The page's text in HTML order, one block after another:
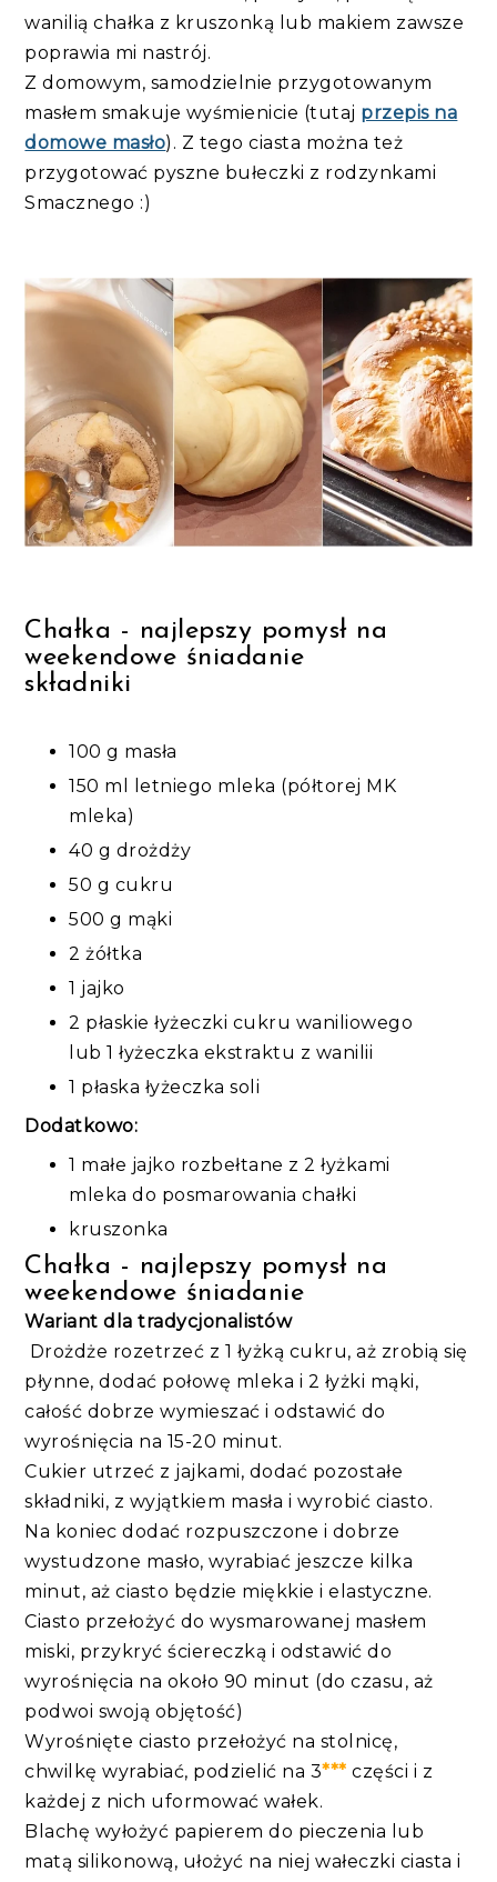
wanilią chałka z kruszonką lub makiem zawsze
poprawia mi nastrój.
Z domowym, samodzielnie przygotowanym
masłem smakuje wyśmienicie (tutaj przepis na
domowe masło). Z tego ciasta można też
przygotować pyszne bułeczki z rodzynkami
Smacznego :)
Chałka - najlepszy pomysł na
weekendowe śniadanie
składniki
100 g masła
150 ml letniego mleka (półtorej MK
mleka)
40 g drożdży
50 g cukru
500 g mąki
2 żółtka
1 jajko
2 płaskie łyżeczki cukru waniliowego
lub 1 łyżeczka ekstraktu z wanilii
1 płaska łyżeczka soli
Dodatkowo:
1 małe jajko rozbełtane z 2 łyżkami
mleka do posmarowania chałki
kruszonka
Chałka - najlepszy pomysł na
weekendowe śniadanie
Wariant dla tradycjonalistów
Drożdże rozetrzeć z 1 łyżką cukru, aż zrobią się
płynne, dodać połowę mleka i 2 łyżki mąki,
całość dobrze wymieszać i odstawić do
wyrośnięcia na 15-20 minut.
Cukier utrzeć z jajkami, dodać pozostałe
składniki, z wyjątkiem masła i wyrobić ciasto.
Na koniec dodać rozpuszczone i dobrze
wystudzone masło, wyrabiać jeszcze kilka
minut, aż ciasto będzie miękkie i elastyczne.
Ciasto przełożyć do wysmarowanej masłem
miski, przykryć ściereczką i odstawić do
wyrośnięcia na około 90 minut (do czasu, aż
podwoi swoją objętość)
Wyrośnięte ciasto przełożyć na stolnicę,
chwilkę wyrabiać, podzielić na 3*** części i z
każdej z nich uformować wałek.
Blachę wyłożyć papierem do pieczenia lub
matą silikonową, ułożyć na niej wałeczki ciasta i